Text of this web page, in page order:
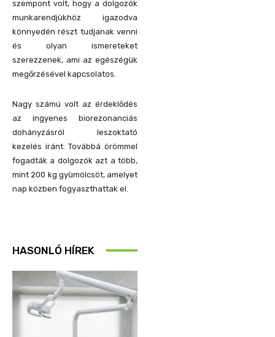
szempont volt, hogy a dolgozók
munkarendjükhöz igazodva
könnyedén részt tudjanak venni
és olyan ismereteket
szerezzenek, ami az egészégük
megőrzésével kapcsolatos.
Nagy számú volt az érdeklődés
az ingyenes biorezonanciás
dohányzásról leszoktató
kezelés iránt. Továbbá örömmel
fogadták a dolgozók azt a több,
mint 200 kg gyümölcsöt, amelyet
nap közben fogyaszthattak el.
HASONLÓ HÍREK